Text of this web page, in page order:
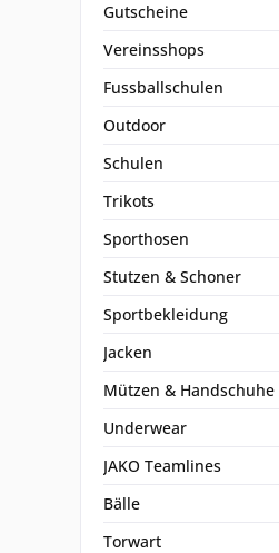
Gutscheine
Vereinsshops
Fussballschulen
Outdoor
Schulen
Trikots
Sporthosen
Stutzen & Schoner
Sportbekleidung
Jacken
Mützen & Handschuhe
Underwear
JAKO Teamlines
Bälle
Torwart